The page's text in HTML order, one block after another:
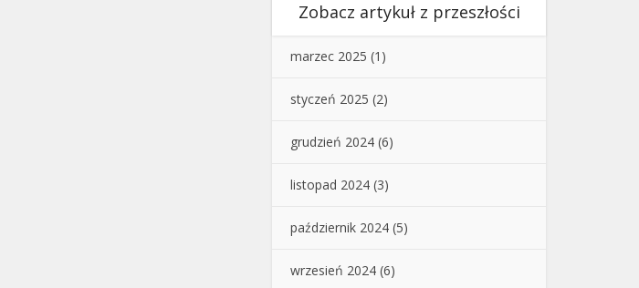
Zobacz artykuł z przeszłości
marzec 2025 (1)
styczeń 2025 (2)
grudzień 2024 (6)
listopad 2024 (3)
październik 2024 (5)
wrzesień 2024 (6)